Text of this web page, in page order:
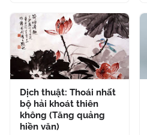
Dịch thuật: Thoái nhất
bộ hải khoát thiên
không (Tăng quảng
hiền văn)